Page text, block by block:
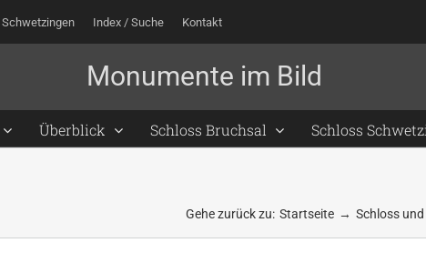
Index / Suche Kontakt
Überblick Schloss Bruchsal Schloss
Gehe zurück zu: Startseite Schloss